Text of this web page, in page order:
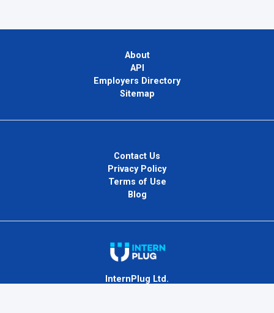
About
API
Employers Directory
Sitemap
Contact Us
Privacy Policy
Terms of Use
Blog
InternPlug Ltd.